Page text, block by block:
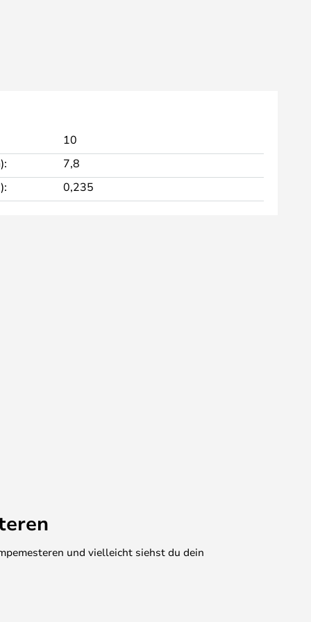
10
7,8
0,235
und vielleicht siehst du dein